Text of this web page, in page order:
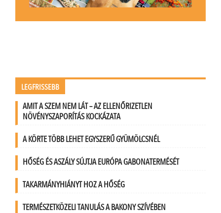
LEGFRISSEBB
AMIT A SZEM NEM LÁT – AZ ELLENŐRIZETLEN
NÖVÉNYSZAPORÍTÁS KOCKÁZATA
A KÖRTE TÖBB LEHET EGYSZERŰ GYÜMÖLCSNÉL
HŐSÉG ÉS ASZÁLY SÚJTJA EURÓPA GABONATERMÉSÉT
TAKARMÁNYHIÁNYT HOZ A HŐSÉG
TERMÉSZETKÖZELI TANULÁS A BAKONY SZÍVÉBEN